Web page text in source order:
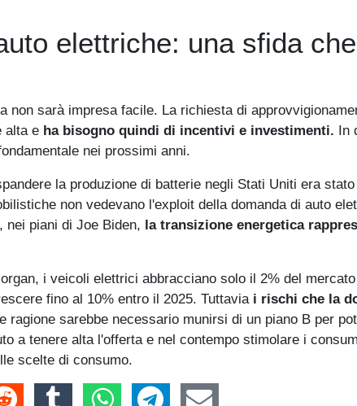
elettriche: una sfida
non sarà impresa facile. La richiesta di
alta e ha bisogno quindi di incentivi e investimenti. In
nei prossimi anni.
la produzione di batterie negli Stati Uniti era
non vedevano l'exploit della domanda di auto
nei piani di Joe Biden, la transizione energetica
i veicoli elettrici abbracciano solo il 2% del
fino al 10% entro il 2025. Tuttaviai rischi che la
ragione sarebbe necessario munirsi di un piano B per
a tenere alta l'offerta e nel contempo stimolare i
scelte di consumo.